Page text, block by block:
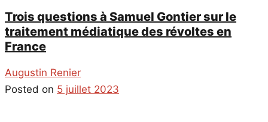
Trois questions à Samuel Gontier sur le
traitement médiatique des révoltes en
France
Augustin Renier
Posted on 5 juillet 2023